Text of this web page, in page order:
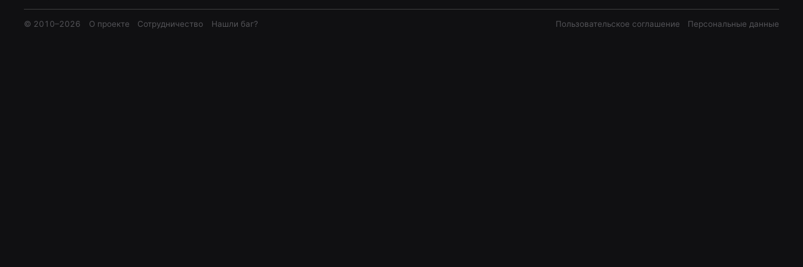
© 2010–2026 О проекте Сотрудничество Нашли баг? Пользовательское соглашение Персональные данные